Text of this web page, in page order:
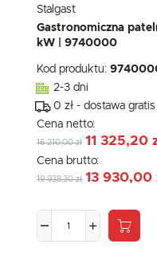
Stalgast
Gastronomiczna
kW | 9740000
Kod produktu:
2-3 dni
0 zł - dostawa gratis
Cena netto:
16 210,00 zł 11 325,20
Cena brutto:
19 938,30 zł 13 930,00